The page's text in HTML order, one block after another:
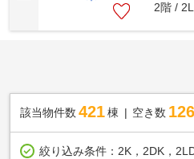
2階 /
該当物件数 421棟 空き数 126
絞り込み条件： 2K，2DK，